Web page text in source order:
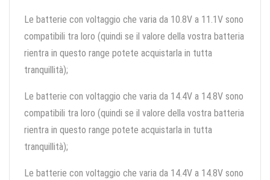
Le batterie con voltaggio che varia da 10.8V a 11.1V sono
compatibili tra loro (quindi se il valore della vostra batteria
rientra in questo range potete acquistarla in tutta
tranquillità);
Le batterie con voltaggio che varia da 14.4V a 14.8V sono
compatibili tra loro (quindi se il valore della vostra batteria
rientra in questo range potete acquistarla in tutta
tranquillità);
Le batterie con voltaggio che varia da 14.4V a 14.8V sono